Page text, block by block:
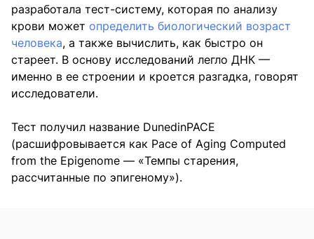
разработала тест-систему, которая по анализу
крови может определить биологический возраст
человека, а также вычислить, как быстро он
стареет. В основу исследований легло ДНК —
именно в ее строении и кроется разгадка, говорят
исследователи.
Тест получил название DunedinPACE
(расшифровывается как Pace of Aging Computed
from the Epigenome — «Темпы старения,
рассчитанные по эпигеному»).